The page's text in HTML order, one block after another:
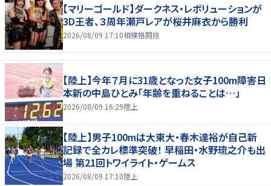
【マリーゴールド】ダークネス・レボリューションが
3D王者、３周年瀬戸レアが桜井麻衣から勝利
2026/08/09 17:10相撲格闘技
【陸上】今年７月に31歳となった女子100m障害日
本新の中島ひとみ「年齢を重ねることは…」
2026/08/09 16:29陸上
【陸上】男子100mは大東大・春木達裕が自己新
記録で全カレ標準突破！ 早稲田・水野琉之介も出
場 第21回トワイライト・ゲームス
2026/08/09 17:10陸上